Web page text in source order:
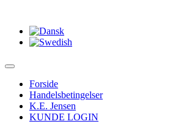
Forside
Handelsbetingelser
K.E. Jensen
KUNDE LOGIN